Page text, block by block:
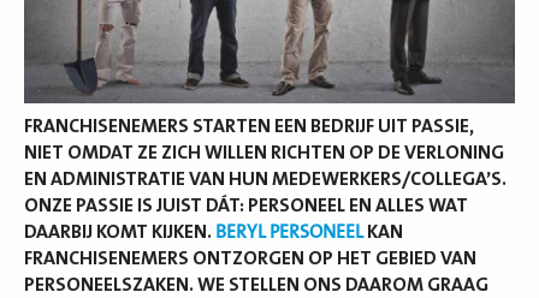
FRANCHISENEMERS STARTEN EEN BEDRIJF UIT PASSIE,
NIET OMDAT ZE ZICH WILLEN RICHTEN OP DE VERLONING
EN ADMINISTRATIE VAN HUN MEDEWERKERS/COLLEGA’S.
ONZE PASSIE IS JUIST DÁT: PERSONEEL EN ALLES WAT
DAARBIJ KOMT KIJKEN. BERYL PERSONEELKAN
FRANCHISENEMERS ONTZORGEN OP HET GEBIED VAN
PERSONEELSZAKEN. WE STELLEN ONS DAAROM GRAAG